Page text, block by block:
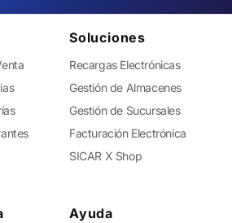
Soluciones
Recargas Electrónicas
Gestión de Almacenes
Gestión de Sucursales
Facturación Electrónica
SICAR X Shop
Ayuda